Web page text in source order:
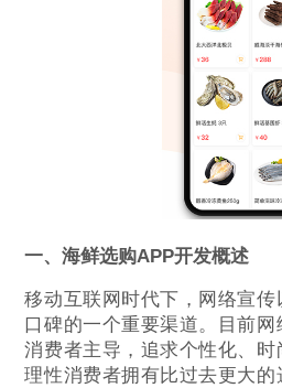
一、海鲜选购APP开发概述
移动互联网时代下，网络宣
口碑的一个重要渠道。目前
消费者主导，追求个性化、
理性消费者拥有比过去更大